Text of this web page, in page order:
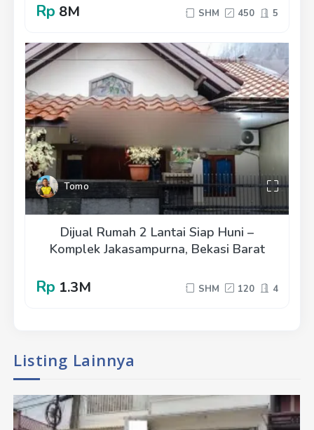
Rp 8M SHM 450 5
Tomo
Dijual Rumah 2 Lantai Siap Huni –
Komplek Jakasampurna, Bekasi Barat
Rp 1.3M SHM 120 4
Listing Lainnya